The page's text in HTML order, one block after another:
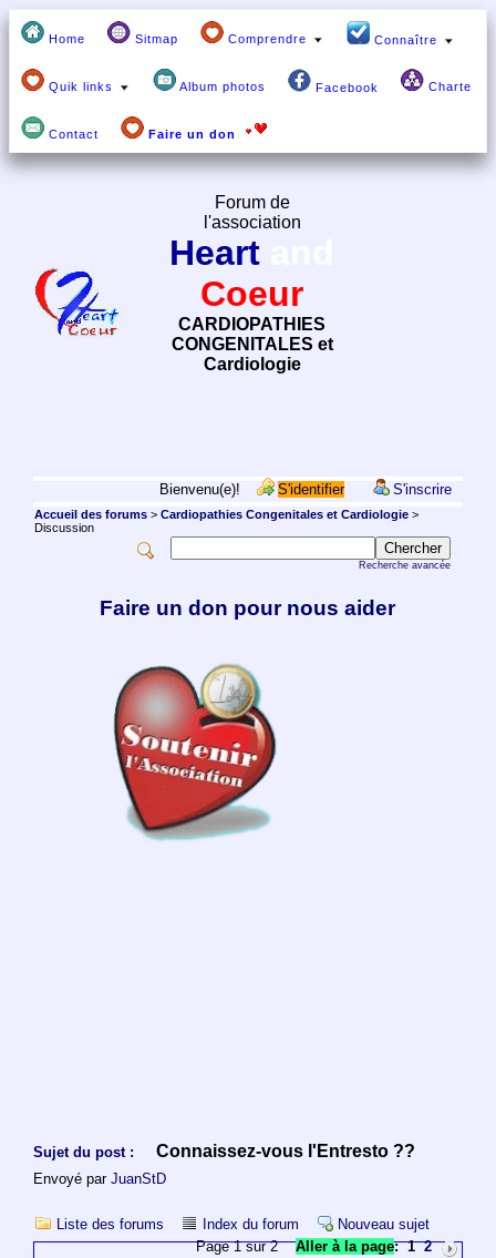
Home Sitmap Comprendre Connaître
Quik links Album photos Facebook Charte
Contact Faire un don
Forum de
l'association
Heart
Coeur
CARDIOPATHIES
CONGENITALES et
Cardiologie
Bienvenu(e)! S'identifier S'inscrire
Accueil des forums> Cardiopathies Congenitales et Cardiologie>
Discussion
Recherche avancée
Faire un don pour nous aider
Sujet du post : Connaissez-vous l'Entresto ??
Envoyé par JuanStD
Liste des forums Index du forum
Nouveau sujet
Page 1 sur 2Aller à la page: 1 2